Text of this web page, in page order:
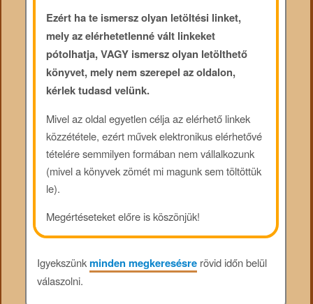
Ezért ha te ismersz olyan letöltési linket,
mely az elérhetetlenné vált linkeket
pótolhatja, VAGY ismersz olyan letölthető
könyvet, mely nem szerepel az oldalon,
kérlek tudasd velünk.
Mivel az oldal egyetlen célja az elérhető linkek
közzététele, ezért művek elektronikus elérhetővé
tételére semmilyen formában nem vállalkozunk
(mivel a könyvek zömét mi magunk sem töltöttük
le).
Megértéseteket előre is köszönjük!
Igyekszünkminden megkeresésrerövid időn belül
válaszolni.